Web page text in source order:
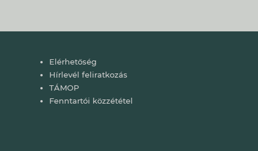
Lábléc
Elérhetőség
Hírlevél feliratkozás
TÁMOP
Fenntartói közzététel